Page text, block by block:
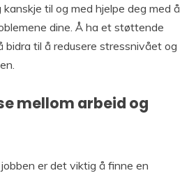
til og med hjelpe deg med å
dine. Å ha et støttende
bidra til å redusere stressnivået og
mellom arbeid og
er det viktig å finne en